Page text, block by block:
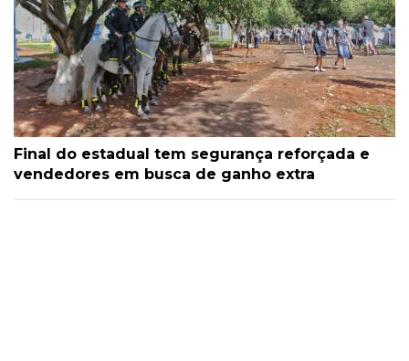
Final do estadual tem segurança reforçada e
vendedores em busca de ganho extra